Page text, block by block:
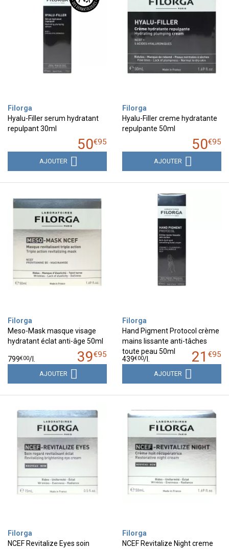
Filorga
Hyalu-Filler serum hydratant
repulpant 30ml
50€95
AJOUTER
Filorga
Hyalu-Filler creme hydratante
repulpante 50ml
50€95
AJOUTER
Filorga
Meso-Mask masque visage
hydratant éclat anti-âge 50ml
39€95
799€00/l.
AJOUTER
Filorga
Hand Pigment Protocol crème
mains lissante anti-tâches
toute peau 50ml
21 €95
439€00/l.
AJOUTER
Filorga
NCEF Revitalize Eyes soin
Filorga
NCEF Revitalize Night creme